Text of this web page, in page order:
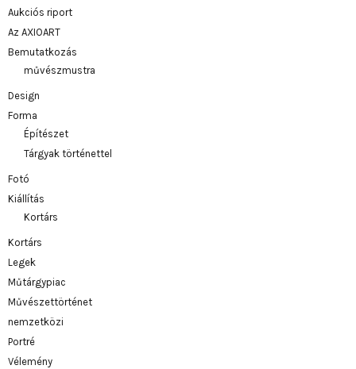
Aukciós riport
Az AXIOART
Bemutatkozás
művészmustra
Design
Forma
Építészet
Tárgyak történettel
Fotó
Kiállítás
Kortárs
Kortárs
Legek
Műtárgypiac
Művészettörténet
nemzetközi
Portré
Vélemény